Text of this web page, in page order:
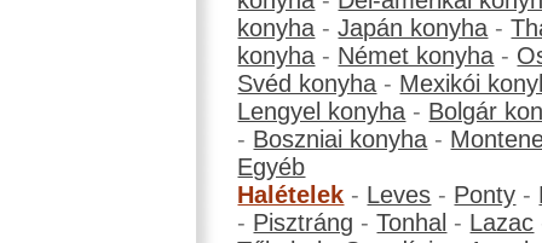
konyha -Japán konyha -
konyha - Német konyha -
Svéd konyha - Mexikói
Lengyel konyha - Bolgár
- Boszniai konyha -
Egyéb
Halételek - Leves - Ponty -
- Pisztráng -Tonhal - Lazac